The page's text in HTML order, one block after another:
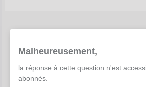
Malheureusement,
la réponse à cette question n'est
abonnés.